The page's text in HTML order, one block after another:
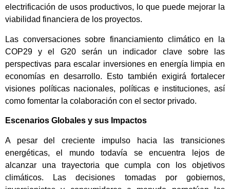
electrificación de usos productivos, lo que puede mejorar la
viabilidad financiera de los proyectos.
Las conversaciones sobre financiamiento climático en la
COP29 y el G20 serán un indicador clave sobre las
perspectivas para escalar inversiones en energía limpia en
economías en desarrollo. Esto también exigirá fortalecer
visiones políticas nacionales, políticas e instituciones, así
como fomentar la colaboración con el sector privado.
Escenarios Globales y sus Impactos
A pesar del creciente impulso hacia las transiciones
energéticas, el mundo todavía se encuentra lejos de
alcanzar una trayectoria que cumpla con los objetivos
climáticos. Las decisiones tomadas por gobiernos,